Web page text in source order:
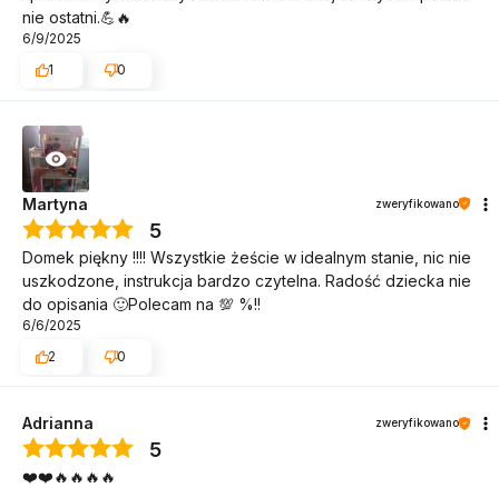
nie ostatni.💪🔥
6/9/2025
1
0
Martyna zweryfikowano
5
Domek piękny !!!! Wszystkie żeście w idealnym stanie, nic nie
uszkodzone, instrukcja bardzo czytelna. Radość dziecka nie
do opisania 🙂Polecam na 💯 %!!
6/6/2025
2
0
Adrianna zweryfikowano
5
❤️❤️🔥🔥🔥🔥